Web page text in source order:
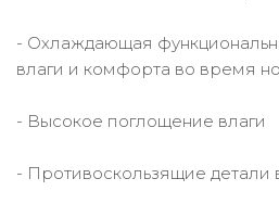
- Охлаждающая
влаги и комфорта во время
- Высокое поглощение влаги
- Противоскользящие детали